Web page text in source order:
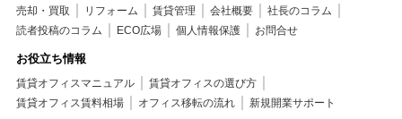
売却・買取
リフォーム 賃貸管理 会社概要
社長のコラム
読者投稿のコラム
ECO広場 個人情報保護 お問合せ
お役立ち情報
賃貸オフィスマニュアル
賃貸オフィスの選び方
賃貸オフィス賃料相場
オフィス移転の流れ 新規開業サポート